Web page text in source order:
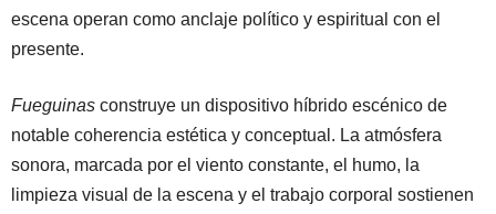
escena operan como anclaje político y espiritual con el
presente.
Fueguinas construye un dispositivo híbrido escénico de
notable coherencia estética y conceptual. La atmósfera
sonora, marcada por el viento constante, el humo, la
limpieza visual de la escena y el trabajo corporal sostienen